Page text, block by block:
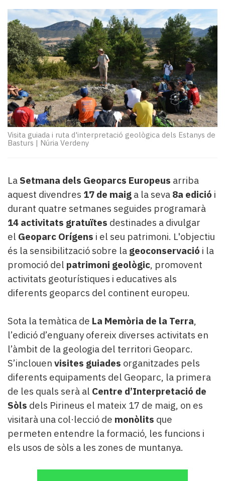
Reportatges
Entrevistes
Enquestes
A
escena!
Dis
la
teva!
Subscriptors
La
newsletter
del
Pallars
Lo
més
llegit...
Editorial
Visita guiada i ruta d'interpretació geològica dels Estanys de
Basturs | Núria Verdeny
La Setmana dels Geoparcs Europeus arriba
aquest divendres 17 de maig a la seva 8a edició i
durant quatre setmanes seguides programarà
14 activitats gratuïtes destinades a divulgar
el Geoparc Orígens i el seu patrimoni. L'objectiu
és la sensibilització sobre la geoconservació i la
promoció del patrimoni geològic, promovent
activitats geoturístiques i educatives als
diferents geoparcs del continent europeu.
Sota la temàtica de La Memòria de la Terra,
l’edició d’enguany ofereix diverses activitats en
l’àmbit de la geologia del territori Geoparc.
S’inclouen visites guiades organitzades pels
diferents equipaments del Geoparc, la primera
de les quals serà al Centre d’Interpretació de
Sòls dels Pirineus el mateix 17 de maig, on es
visitarà una col·lecció de monòlits que
permeten entendre la formació, les funcions i
els usos de sòls a les zones de muntanya.